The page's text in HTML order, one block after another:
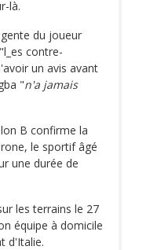
là.
du joueur
contre-
un avis avant
"n'a jamais
B confirme la
le sportif âgé
une durée de
les terrains le 27
équipe à domicile
d'Italie.